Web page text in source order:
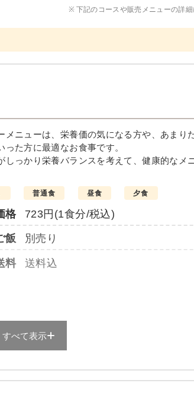
※ 下記のコースや販売メニューの詳
メニューは、栄養価の気になる方や、あまり
た方に最適なお食事です。
しっかり栄養バランスを考えて、健康的なメ
普通食 昼食 夕食
格 723円(1食分/税込)
飯 別売り
料 送料込
すべて表示